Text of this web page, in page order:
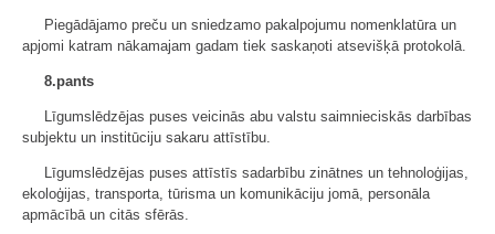
Piegādājamo preču un sniedzamo pakalpojumu nomenklatūra un
apjomi katram nākamajam gadam tiek saskaņoti atsevišķā protokolā.
8.pants
Līgumslēdzējas puses veicinās abu valstu saimnieciskās darbības
subjektu un institūciju sakaru attīstību.
Līgumslēdzējas puses attīstīs sadarbību zinātnes un tehnoloģijas,
ekoloģijas, transporta, tūrisma un komunikāciju jomā, personāla
apmācībā un citās sfērās.